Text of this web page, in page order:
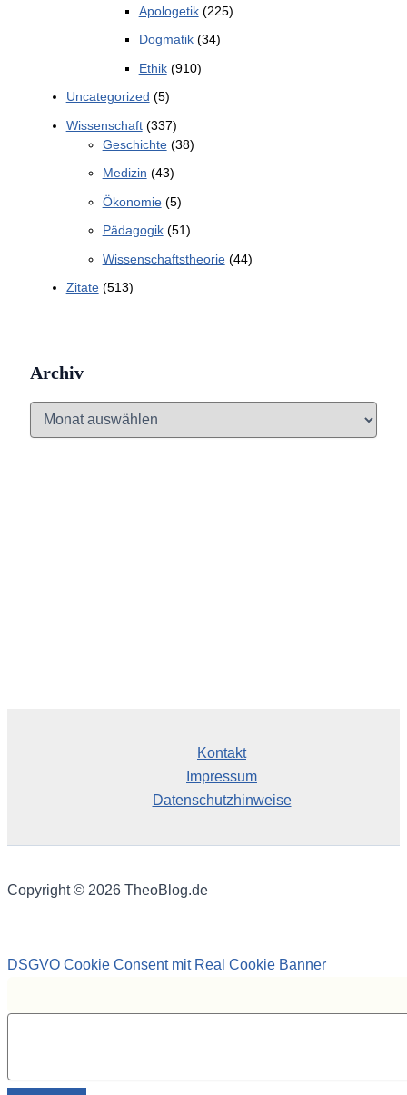
Apologetik(225)
Dogmatik(34)
Ethik(910)
Uncategorized (5)
Wissenschaft(337)
Geschichte(38)
Medizin (43)
Ökonomie(5)
Pädagogik(51)
Wissenschaftstheorie(44)
Zitate(513)
Archiv
Kontakt
Impressum
Datenschutzhinweise
Copyright © 2026 TheoBlog.de
DSGVO Cookie Consent mit Real Cookie Banner